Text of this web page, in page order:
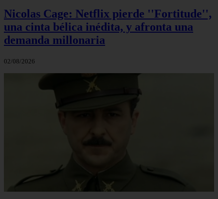
Nicolas Cage: Netflix pierde ''Fortitude'',
una cinta bélica inédita, y afronta una
demanda millonaria
02/08/2026